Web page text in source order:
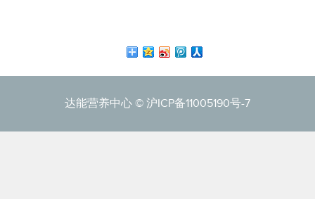
达能营养中心 © 沪ICP备11005190号-7